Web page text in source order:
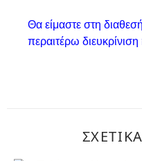
Θα είμαστε στη
περαιτέρω